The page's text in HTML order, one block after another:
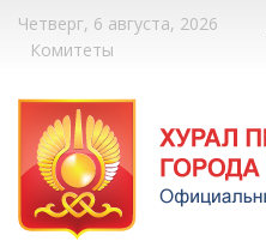
Четверг, 6 августа, 2026
Комитеты